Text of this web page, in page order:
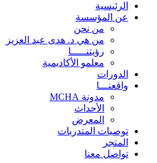
الرئيسية
عن المؤسسة
من نحن
من هي د. هدى عبد العزيز
رؤيتنـــــا
معلمو الأكاديمية
الدورات
واقعنـــا
مدونة MCHA
الأحداث
المعرض
توصيات المتدربات
المتجر
تواصل معنا